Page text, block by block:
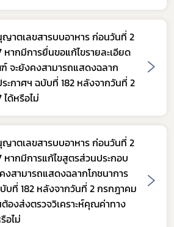
ญาตเลขสารบบอาหาร ก่อนวันที่ 2
ากมีการยื่นขอแก้ไขรายละเอียด
จะยังคงสามารถแสดงฉลาก
ะกาศฯ ฉบับที่ 182 หลังจากวันที่ 2
ด้หรือไม่
ญาตเลขสารบบอาหาร ก่อนวันที่ 2
หากมีการแก้ไขสูตรส่วนประกอบ
สามารถแสดงฉลากโภชนาการ
บที่ 182 หลังจากวันที่ 2 กรกฎาคม
ต้องส่งตรวจวิเคราะห์คุณค่าทาง
อไม่